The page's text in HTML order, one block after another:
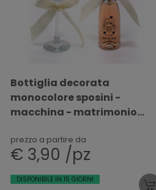
Bottiglia decorata
monocolore sposini -
macchina - matrimonio
60
prezzo a partire da
€ 3,90 /pz
DISPONIBILE IN 15 GIORNI